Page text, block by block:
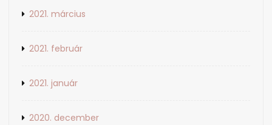
2021. március
2021. február
2021. január
2020. december